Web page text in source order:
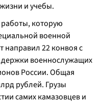
и учебы.
которую
военной
направил 22 конвоя с
военнослужащих
России. Общая
рублей. Грузы
самих камазовцев и